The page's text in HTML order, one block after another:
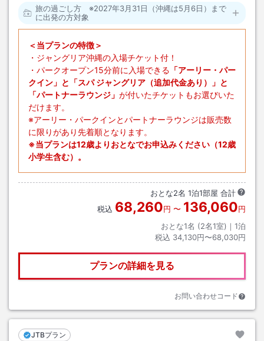
旅の過ごし方 ※2027年3月31日（沖縄は5月6日）まで
に出発の方対象
＜当プランの特徴＞
・ジャングリア沖縄の入場チケット付！
・パークオープン15分前に入場できる 「アーリー・パー
クイン」と「スパ ジャングリア（追加代金あり）」と
「パートナーラウンジ」 が付いたチケットもお選びいた
だけます。
※アーリー・パークインとパートナーラウンジは販売数
に限りがあり先着順となります。
※当プランは12歳よりおとなでお申込みください（12歳
小学生含む）。
おとな2名 1泊1部屋 合計
税込 68,260円 〜 136,060円
おとな1名 (2名1室)｜ 1泊
税込 34,130円〜68,030円
プランの詳細を見る
お問い合わせコード
JTBプラン